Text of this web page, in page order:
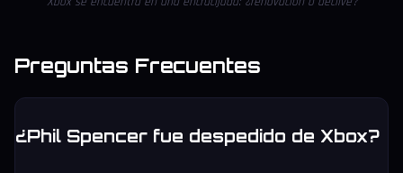
Preguntas Frecuentes
¿Phil Spencer fue despedido de Xbox?